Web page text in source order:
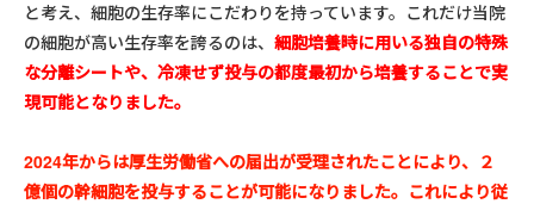
と考え、細胞の生存率にこだわりを持っています。これだけ当院
の細胞が高い生存率を誇るのは、 細胞培養時に用いる独自の特殊
な分離シートや、冷凍せず投与の都度最初から培養することで実
現可能となりました。
2024年からは厚生労働省への届出が受理されたことにより、２
億個の幹細胞を投与することが可能になりました。これにより従